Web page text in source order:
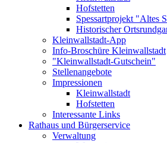
Hofstetten
Spessartprojekt "Altes
Historischer
Kleinwallstadt-App
Info-Broschüre Kleinwallstadt
"Kleinwallstadt-Gutschein"
Stellenangebote
Impressionen
Kleinwallstadt
Hofstetten
Interessante Links
Rathaus und Bürgerservice
Verwaltung